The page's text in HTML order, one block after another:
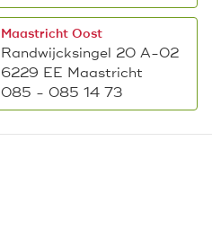
Maastricht Oost
Randwijcksingel 20 A-02
6229 EE Maastricht
085 - 085 14 73